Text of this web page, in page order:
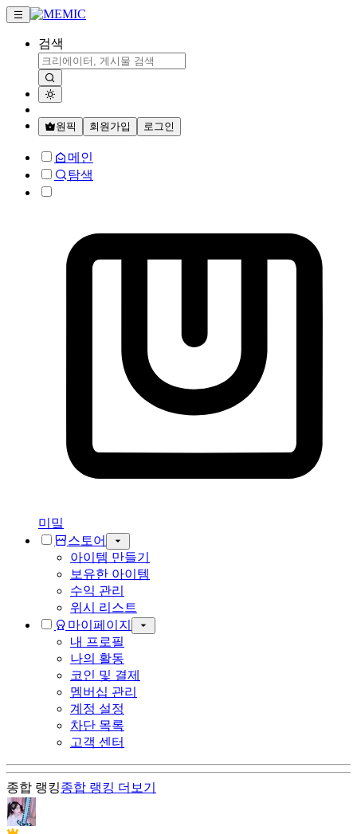
검색
원픽 회원가입 로그인
메인
탐색
미밐
스토어
아이템 만들기
보유한 아이템
수익 관리
위시 리스트
마이페이지
내 프로필
나의 활동
코인 및 결제
멤버십 관리
계정 설정
차단 목록
고객 센터
종합 랭킹종합 랭킹 더보기